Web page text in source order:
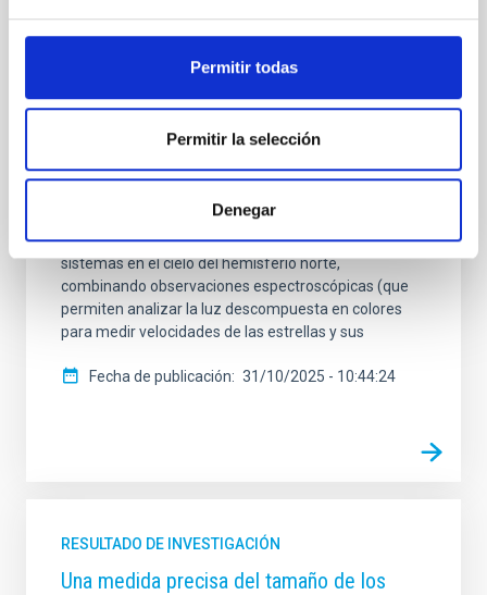
Permitir todas
Permitir la selección
Denegar
Nuevas órbitas y análisis de diez sistemas
SB2E combinando Gaia y TESS
y evolucionar en sistemas binarios múltiples, es decir,
mutua. Comprender cómo interactúan entre sí es
clave para explicar desde su formación hasta el
parte. El proyecto MONOS (Multiplicity Of Northern O-
type Spectroscopic systems) busca estudiar estos
sistemas en el cielo del hemisferio norte,
combinando observaciones espectroscópicas (que
permiten analizar la luz descompuesta en colores
para medir velocidades de las estrellas y sus
Fecha de publicación 31/10/2025 - 10:44:24
RESULTADO DE INVESTIGACIÓN
Una medida precisa del tamaño de los